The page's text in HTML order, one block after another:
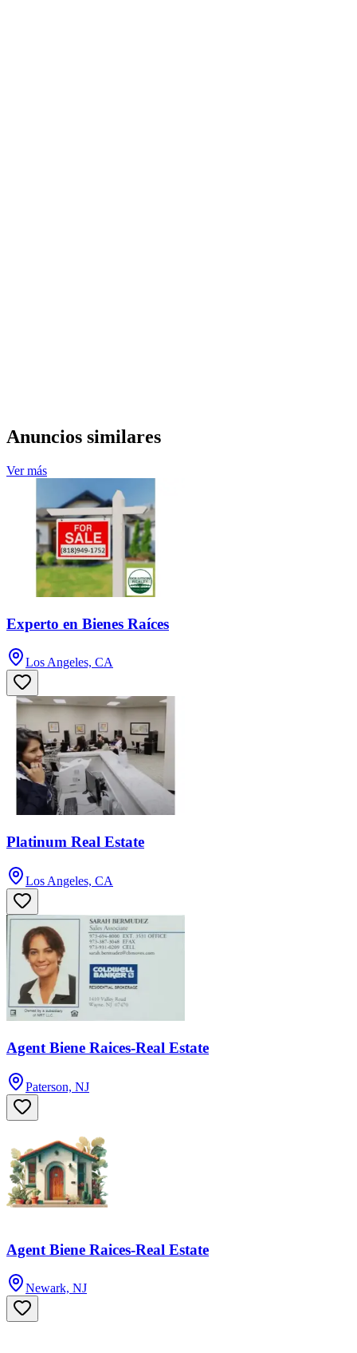
Anuncios similares
Ver más
Experto en Bienes Raíces
Los Angeles, CA
Platinum Real Estate
Los Angeles, CA
Agent Biene Raices-Real Estate
Paterson, NJ
Agent Biene Raices-Real Estate
Newark, NJ